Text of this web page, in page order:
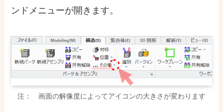
ンドメニューが開きます。
注： 画面の解像度によってアイコンの大きさが変わります